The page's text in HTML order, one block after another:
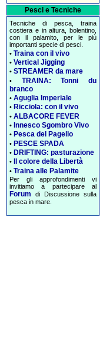
Pesci e Tecniche
Tecniche di pesca, traina
costiera e in altura, bolentino,
con il palamito, per le più
importanti specie di pesci.
• Traina con il vivo
• Vertical Jigging
• STREAMER da mare
• TRAINA: Tonni du
branco
• Aguglia Imperiale
• Ricciola: con il vivo
• ALBACORE FEVER
• Innesco Sgombro Vivo
• Pesca del Pagello
• PESCE SPADA
• DRIFTING: pasturazione
• Il colore della Libertà
• Traina alle Palamite
Per gli approfondimenti vi
invitiamo a partecipare al
Forum di Discussione sulla
pesca in mare.